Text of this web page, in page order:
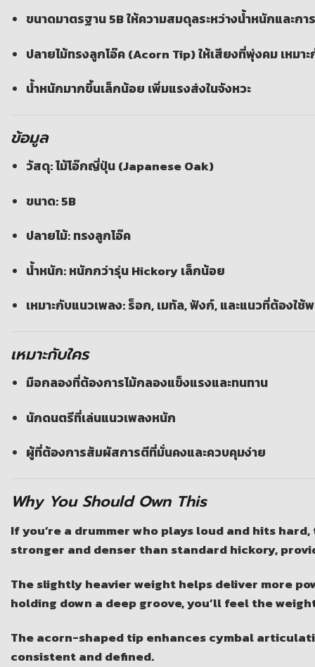
ขนาดมาตรฐาน 5B ให้ความสมดุลระหว่างน้ำหนักและก
ปลายไม้ทรงลูกโอ๊ค (Acorn Tip) ให้เสียงที่พุ่งคม เหมา
น้ำหนักมากขึ้นเล็กน้อย เพิ่มแรงส่งในจังหวะ
ข้อมูล
วัสดุ: ไม้โอ๊กญี่ปุ่น (Japanese Oak)
ขนาด: 5B
ปลายไม้: ทรงลูกโอ๊ค
น้ำหนัก: หนักกว่ารุ่น Hickory เล็กน้อย
เหมาะกับแนวเพลง: ร็อก, เมทัล, ฟังก์, และแนวที่ต้องใช้
เหมาะกับใคร
มือกลองที่ต้องการไม้กลองแข็งแรงและทนทาน
นักดนตรีที่เล่นแนวเพลงหนัก
ผู้ที่ต้องการสัมผัสการตีที่มั่นคงและควบคุมง่าย
Why You Should Own This
If you’re a drummer who plays loud and hits
stronger and denser than standard hickory,
The slightly heavier weight helps deliver more
holding down a deep groove, you’ll feel the
Theacorn-shaped tipenhances cymbal
consistent and defined.